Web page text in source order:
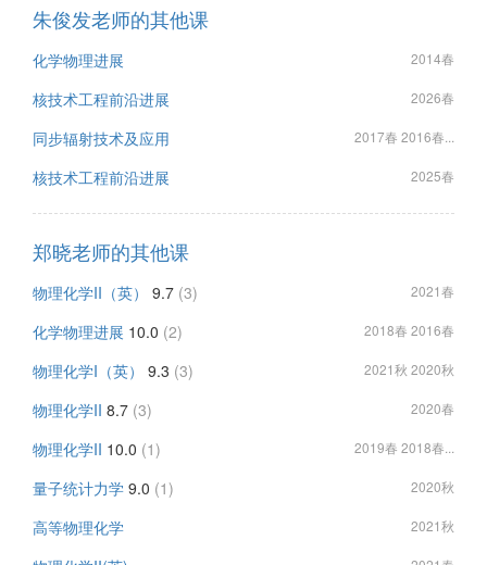
朱俊发老师的其他课
化学物理进展 2014春
核技术工程前沿进展 2026春
同步辐射技术及应用 2017春 2016春...
核技术工程前沿进展 2025春
郑晓老师的其他课
物理化学II（英） 9.7 (3) 2021春
化学物理进展 10.0 (2) 2018春 2016春
物理化学I（英） 9.3 (3) 2021秋 2020秋
物理化学II 8.7 (3) 2020春
物理化学II 10.0 (1) 2019春 2018春...
量子统计力学 9.0 (1) 2020秋
高等物理化学 2021秋